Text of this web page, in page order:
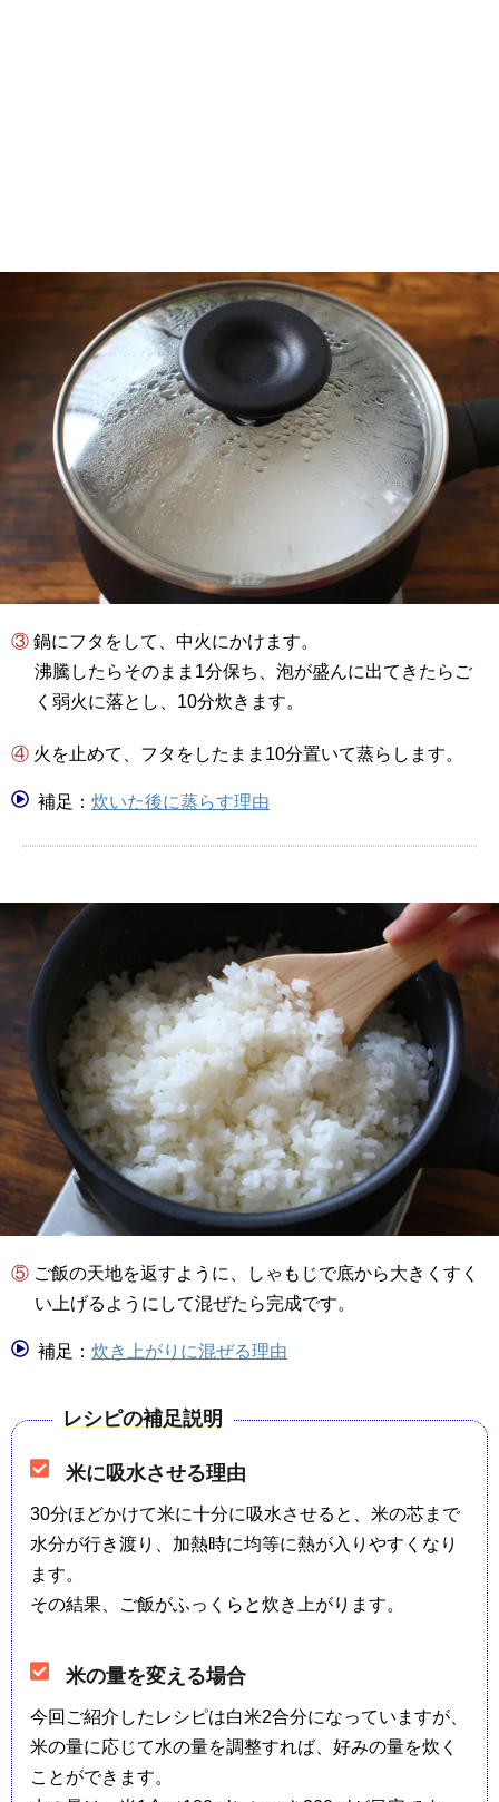
③ 鍋にフタをして、中火にかけます。
沸騰したらそのまま1分保ち、泡が盛んに出てきたらご
く弱火に落とし、10分炊きます。
④ 火を止めて、フタをしたまま10分置いて蒸らします。
補足： 炊いた後に蒸らす理由
⑤ ご飯の天地を返すように、しゃもじで底から大きくすく
い上げるようにして混ぜたら完成です。
補足： 炊き上がりに混ぜる理由
レシピの補足説明
米に吸水させる理由
30分ほどかけて米に十分に吸水させると、米の芯まで
水分が行き渡り、加熱時に均等に熱が入りやすくなり
ます。
その結果、ご飯がふっくらと炊き上がります。
米の量を変える場合
今回ご紹介したレシピは白米2合分になっていますが、
米の量に応じて水の量を調整すれば、好みの量を炊く
ことができます。